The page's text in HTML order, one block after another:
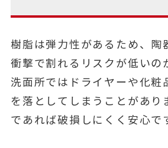
樹脂は弾力性があるため、陶
衝撃で割れるリスクが低いの
洗面所ではドライヤーや化粧
を落としてしまうことがあり
であれば破損しにくく安心で